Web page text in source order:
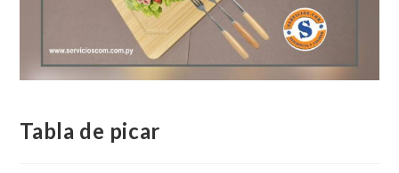
Tabla de picar